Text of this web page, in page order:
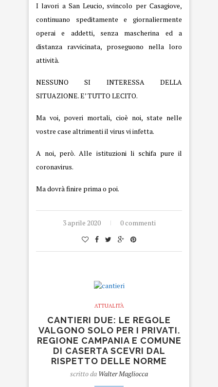
I lavori a San Leucio, svincolo per Casagiove,
continuano speditamente e giornaliermente
operai e addetti, senza mascherina ed a
distanza ravvicinata, proseguono nella loro
attività.
NESSUNO SI INTERESSA DELLA
SITUAZIONE. E’ TUTTO LECITO.
Ma voi, poveri mortali, cioè noi, state nelle
vostre case altrimenti il virus vi infetta.
A noi, però. Alle istituzioni li schifa pure il
coronavirus.
Ma dovrà finire prima o poi.
3 aprile 2020 0 commenti
ATTUALITÀ
CANTIERI DUE: LE REGOLE
VALGONO SOLO PER I PRIVATI.
REGIONE CAMPANIA E COMUNE
DI CASERTA SCEVRI DAL
RISPETTO DELLE NORME
scritto da Walter Magliocca